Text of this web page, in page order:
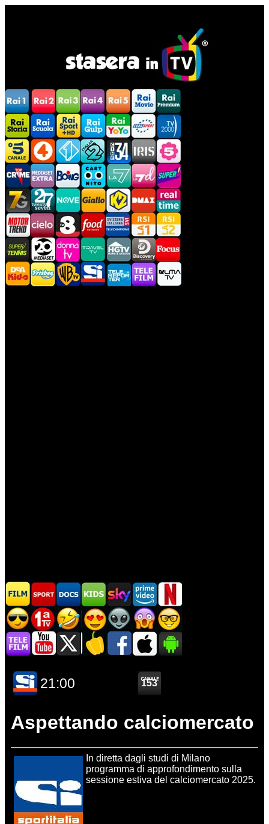
Aspettando calciomercato
In diretta dagli studi di Milano
programma di approfondimento sulla
sessione estiva del calciomercato 2025.